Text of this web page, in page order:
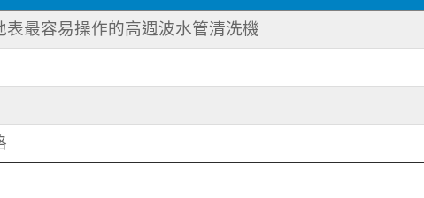
最容易操作的高週波水管清洗機